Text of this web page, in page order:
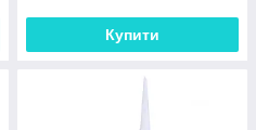
Купити